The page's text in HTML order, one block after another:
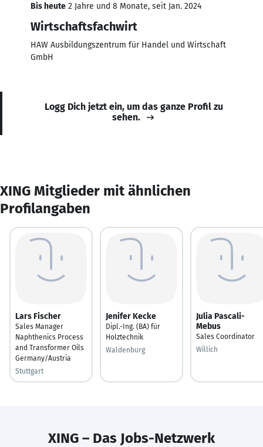
Bis heute 2 Jahre und 8 Monate, seit Jan. 2024
Wirtschaftsfachwirt
HAW Ausbildungszentrum für Handel und Wirtschaft
GmbH
Logg Dich jetzt ein, um das ganze Profil zu
sehen.
XING Mitglieder mit ähnlichen
Profilangaben
Lars Fischer
Sales Manager
Naphthenics Process
and Transformer Oils
Germany/Austria
Stuttgart
Jenifer Kecke
Dipl.-Ing. (BA) für
Holztechnik
Waldenburg
Julia Pascali-
Mebus
Sales Coordinator
Willich
XING – Das Jobs-Netzwerk